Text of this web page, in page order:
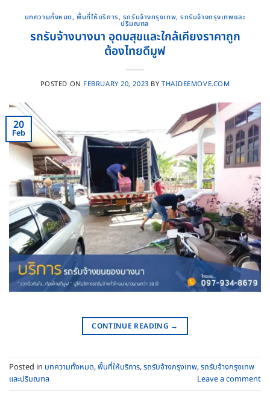
บทความทั้งหมด,พื้นที่ให้บริการ, รถรับจ้างกรุงเทพ,รถรับจ้างกรุงเทพและ
ปริมณฑล
รถรับจ้างบางนา อุดมสุขและใกล้เคียงราคาถูก
ต้องไทยดีมูฟ
POSTED ON FEBRUARY 20, 2023 BY THAIDEEMOVE.COM
20
Feb
CONTINUE READING →
Posted in บทความทั้งหมด,พื้นที่ให้บริการ,รถรับจ้างกรุงเทพ,รถรับจ้างกรุงเทพ
และปริมณฑล
Leave a comment